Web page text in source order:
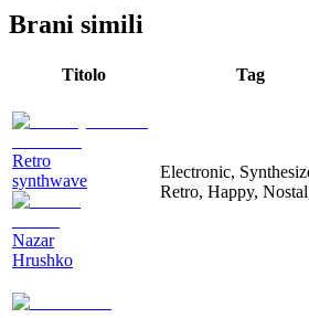
Brani simili
Titolo Tag
Retro
synthwave
Nazar
Hrushko
Electronic,
Retro, Happy,